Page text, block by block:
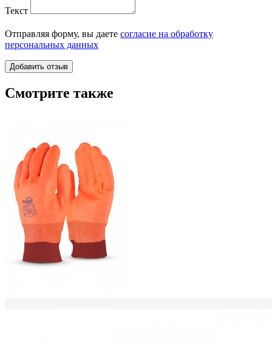
Текст
Отправляя форму, вы даете согласие на обработку
персональных данных
Смотрите также